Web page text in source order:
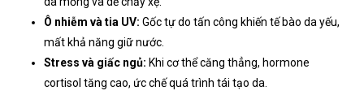
Ô nhiễm và tia UV: Gốc tự do tấn công khiến tế bào da yếu,
mất khả năng giữ nước.
Stress và giấc ngủ: Khi cơ thể căng thẳng, hormone
cortisol tăng cao, ức chế quá trình tái tạo da.